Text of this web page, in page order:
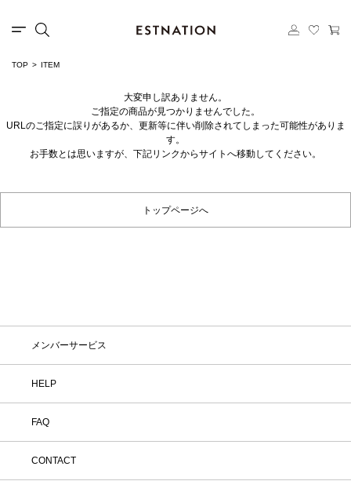
TOP ITEM
大変申し訳ありません。
ご指定の商品が見つかりませんでした。
URLのご指定に誤りがあるか、更新等に伴い削除されてしまった可能性がありま
す。
お手数とは思いますが、下記リンクからサイトへ移動してください。
トップページへ
メンバーサービス
HELP
FAQ
CONTACT